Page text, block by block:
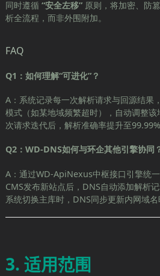
同时遵循 “安全左移”原则，将加密、防
析全流程，而非外围附加。
FAQ
Q1：如何理解“可进化”？
A：系统记录每一次解析请求与回源结果
模式（如某地域频繁超时），自动调整
次请求迭代后，解析准确率提升至99.99%
Q2：WD-DNS如何与环企其他引擎协同
A：通过WD-ApiNexus中枢接口引擎统
CMS发布新站点后，DNS自动添加解析
系统切换主库时，DNS同步更新内网域名
3. 适用范围